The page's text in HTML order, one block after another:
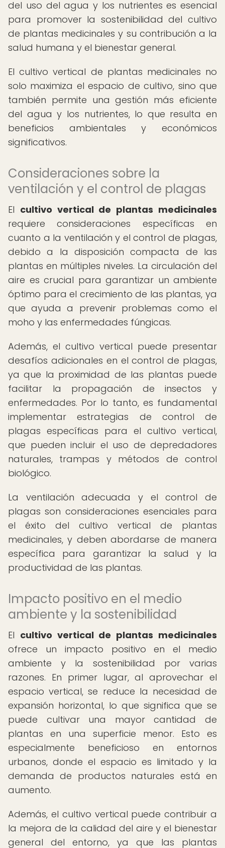
del uso del agua y los nutrientes es esencial
para promover la sostenibilidad del cultivo
de plantas medicinales y su contribución a la
salud humana y el bienestar general.
El cultivo vertical de plantas medicinales no
solo maximiza el espacio de cultivo, sino que
también permite una gestión más eficiente
del agua y los nutrientes, lo que resulta en
beneficios ambientales y económicos
significativos.
Consideraciones sobre la
ventilación y el control de plagas
El cultivo vertical de plantas medicinales
requiere consideraciones específicas en
cuanto a la ventilación y el control de plagas,
debido a la disposición compacta de las
plantas en múltiples niveles. La circulación del
aire es crucial para garantizar un ambiente
óptimo para el crecimiento de las plantas, ya
que ayuda a prevenir problemas como el
moho y las enfermedades fúngicas.
Además, el cultivo vertical puede presentar
desafíos adicionales en el control de plagas,
ya que la proximidad de las plantas puede
facilitar la propagación de insectos y
enfermedades. Por lo tanto, es fundamental
implementar estrategias de control de
plagas específicas para el cultivo vertical,
que pueden incluir el uso de depredadores
naturales, trampas y métodos de control
biológico.
La ventilación adecuada y el control de
plagas son consideraciones esenciales para
el éxito del cultivo vertical de plantas
medicinales, y deben abordarse de manera
específica para garantizar la salud y la
productividad de las plantas.
Impacto positivo en el medio
ambiente y la sostenibilidad
El cultivo vertical de plantas medicinales
ofrece un impacto positivo en el medio
ambiente y la sostenibilidad por varias
razones. En primer lugar, al aprovechar el
espacio vertical, se reduce la necesidad de
expansión horizontal, lo que significa que se
puede cultivar una mayor cantidad de
plantas en una superficie menor. Esto es
especialmente beneficioso en entornos
urbanos, donde el espacio es limitado y la
demanda de productos naturales está en
aumento.
Además, el cultivo vertical puede contribuir a
la mejora de la calidad del aire y el bienestar
general del entorno, ya que las plantas